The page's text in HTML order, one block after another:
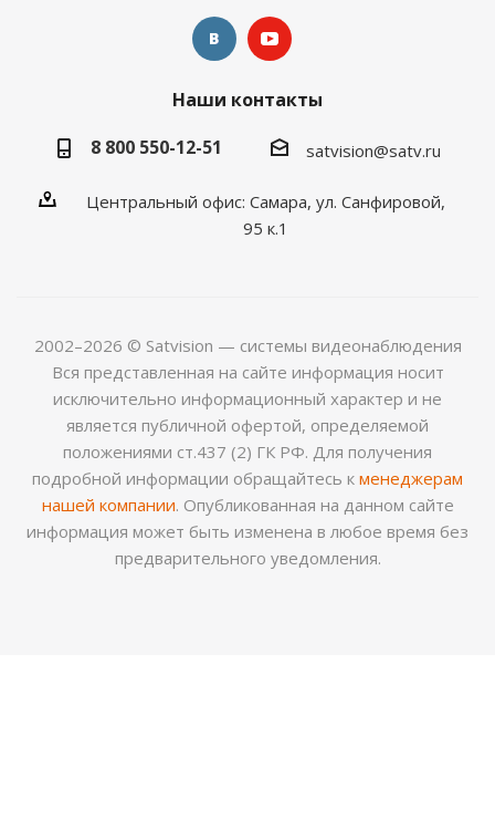
Наши контакты
8 800 550-12-51
satvision@satv.ru
Центральный офис: Самара, ул. Санфировой,
95 к.1
2002–2026 © Satvision — системы видеонаблюдения
Вся представленная на сайте информация носит
исключительно информационный характер и не
является публичной офертой, определяемой
положениями ст.437 (2) ГК РФ. Для получения
подробной информации обращайтесь к менеджерам
нашей компании. Опубликованная на данном сайте
информация может быть изменена в любое время без
предварительного уведомления.